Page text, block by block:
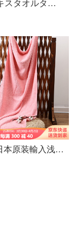
ソフトキスタオルタオルタオルはハンカチーフ式可愛い子供タオルです。幼稚園のハンカチは綿の家庭用吸水キッチンタオルより小さいイチゴです。
airkaol日本原装輸入浅野新型オーガニックコットンバスタオルが大きく、柔らかくて水を吸い込んで、毛が落ちにくいタオルビーチ純綿バスタオル60*120 cm桃ピンク60*120 cm